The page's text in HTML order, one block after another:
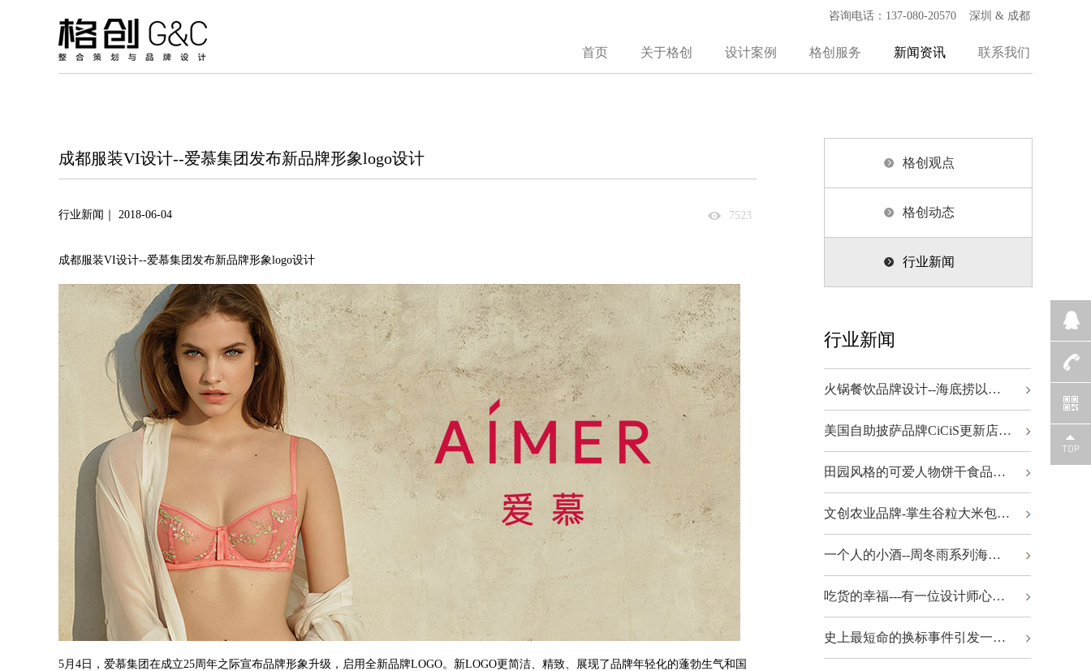
咨询电话：137-080-20570 深圳 & 成都
首页 关于格创 设计案例 格创服务 新闻资讯 联系我们
成都服装VI设计--爱慕集团发布新品牌形象logo设计
行业新闻｜ 2018-06-04 7523
成都服装VI设计--爱慕集团发布新品牌形象logo设计
5月4日，爱慕集团在成立25周年之际宣布品牌形象升级，启用全新品牌LOGO。新LOGO更简洁、精致、展现了品牌年轻化的蓬勃生气和国
格创观点
格创动态
行业新闻
行业新闻
火锅餐饮品牌设计--海底捞以…
美国自助披萨品牌CiCiS更新店…
田园风格的可爱人物饼干食品…
文创农业品牌-掌生谷粒大米包…
一个人的小酒--周冬雨系列海…
吃货的幸福---有一位设计师心…
史上最短命的换标事件引发一…